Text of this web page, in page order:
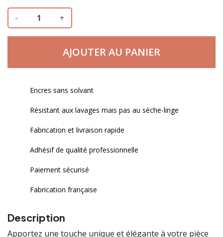
- +
AJOUTER AU PANIER
Encres sans solvant
Résistant aux lavages mais pas au sèche-linge
Fabrication et livraison rapide
Adhésif de qualité professionnelle
Paiement sécurisé
Fabrication française
Description
Apportez une touche unique et élégante à votre pièce